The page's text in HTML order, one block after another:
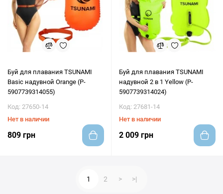
Буй для плавания TSUNAMI
Basic надувной Orange (P-
5907739314055)
Код: 27650-14
Нет в наличии
809 грн
Буй для плавания TSUNAMI
надувной 2 в 1 Yellow (P-
5907739314024)
Код: 27681-14
Нет в наличии
2 009 грн
1 2 > >|